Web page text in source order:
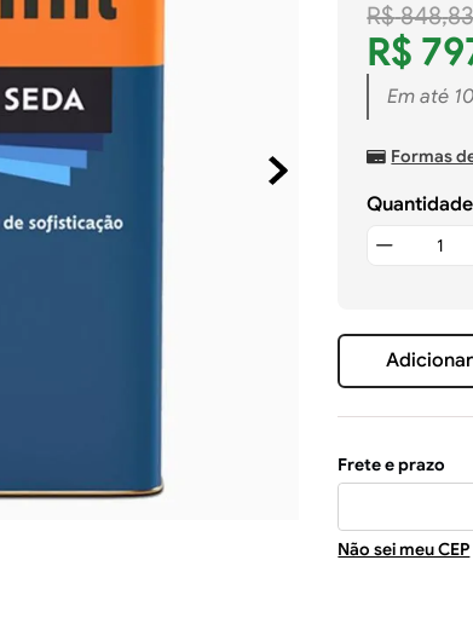
R$ 848,
R$
Em até 10
Formas
Quantidade
Não sei meu CEP